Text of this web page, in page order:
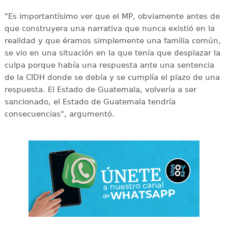
"Es importantísimo ver que el MP, obviamente antes de
que construyera una narrativa que nunca existió en la
realidad y que éramos simplemente una familia común,
se vio en una situación en la que tenía que desplazar la
culpa porque había una respuesta ante una sentencia
de la CIDH donde se debía y se cumplía el plazo de una
respuesta. El Estado de Guatemala, volvería a ser
sancionado, el Estado de Guatemala tendría
consecuencias", argumentó.